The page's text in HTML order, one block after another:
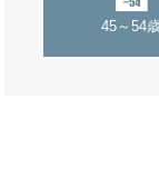
45～54